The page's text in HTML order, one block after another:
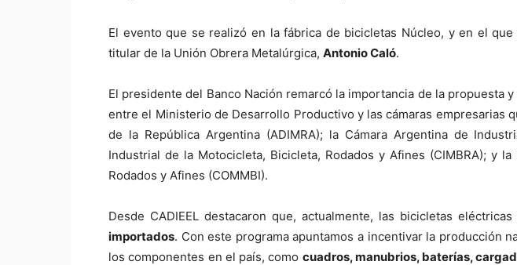
El evento que se realizó en la fábrica de bicicletas Núcleo, y en el
titular de la Unión Obrera Metalúrgica, Antonio Caló.
El presidente del Banco Nación remarcó la importancia de la propuesta
entre el Ministerio de Desarrollo Productivo y las cámaras empresarias
de la República Argentina (ADIMRA); la Cámara Argentina de
Industrial de la Motocicleta, Bicicleta, Rodados y Afines (CIMBRA); y
Rodados y Afines (COMMBI).
Desde CADIEEL destacaron que, actualmente, las bicicletas
importados. Con este programa apuntamos a incentivar la producción
los componentes en el país, como cuadros, manubrios, baterías,